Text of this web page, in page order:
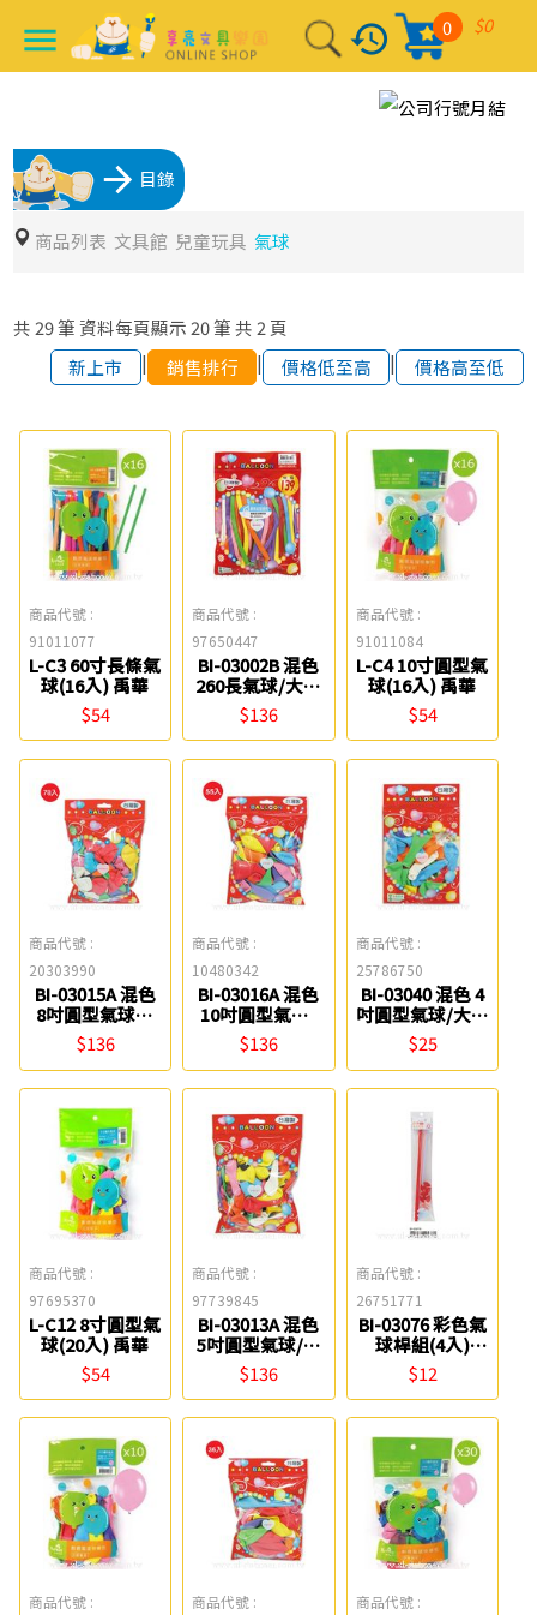
menu history $0
0
arrow_forward 目錄
商品列表 文具館 兒童玩具 氣球
共 29筆 資料每頁顯示 20筆 共 2 頁
新上市
| 銷售排行 | 價格低至高 | 價格高至低
商品代號 :
91011077
L-C3 60寸長條氣
球(16入) 禹華
$54
商品代號 :
97650447
BI-03002B 混色
260長氣球/大包
裝(50入) 0031
$136
商品代號 :
91011084
L-C4 10寸圓型氣
球(16入) 禹華
$54
商品代號 :
20303990
BI-03015A 混色
8吋圓型氣球汽
球/大包裝(78入)
chuyu culture
珠友
$136
商品代號 :
10480342
BI-03016A 混色
10吋圓型氣球/
大包裝(55入)
chuyu culture
珠友
$136
商品代號 :
25786750
BI-03040 混色 4
吋圓型氣球/大包
裝(36入) chuyu
culture珠友
$25
商品代號 :
97695370
L-C12 8寸圓型氣
球(20入) 禹華
$54
商品代號 :
97739845
BI-03013A 混色
5吋圓型氣球/大
包裝(100入)
chuyu culture
珠友
$136
商品代號 :
26751771
BI-03076 彩色氣
球桿組(4入)
chuyu culture
珠友
$12
商品代號 :
商品代號 :
商品代號 :